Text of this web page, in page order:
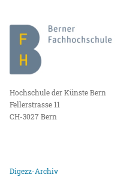
Hochschule der Künste Bern
Fellerstrasse 11
CH-3027 Bern
Digezz-Archiv